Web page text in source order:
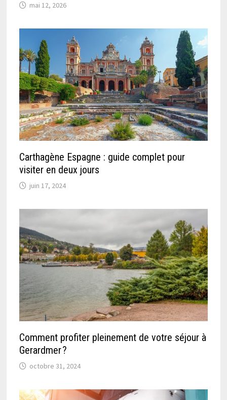
mai 12, 2026
Carthagène Espagne : guide complet pour
visiter en deux jours
juin 17, 2024
Comment profiter pleinement de votre séjour à
Gerardmer ?
octobre 31, 2024